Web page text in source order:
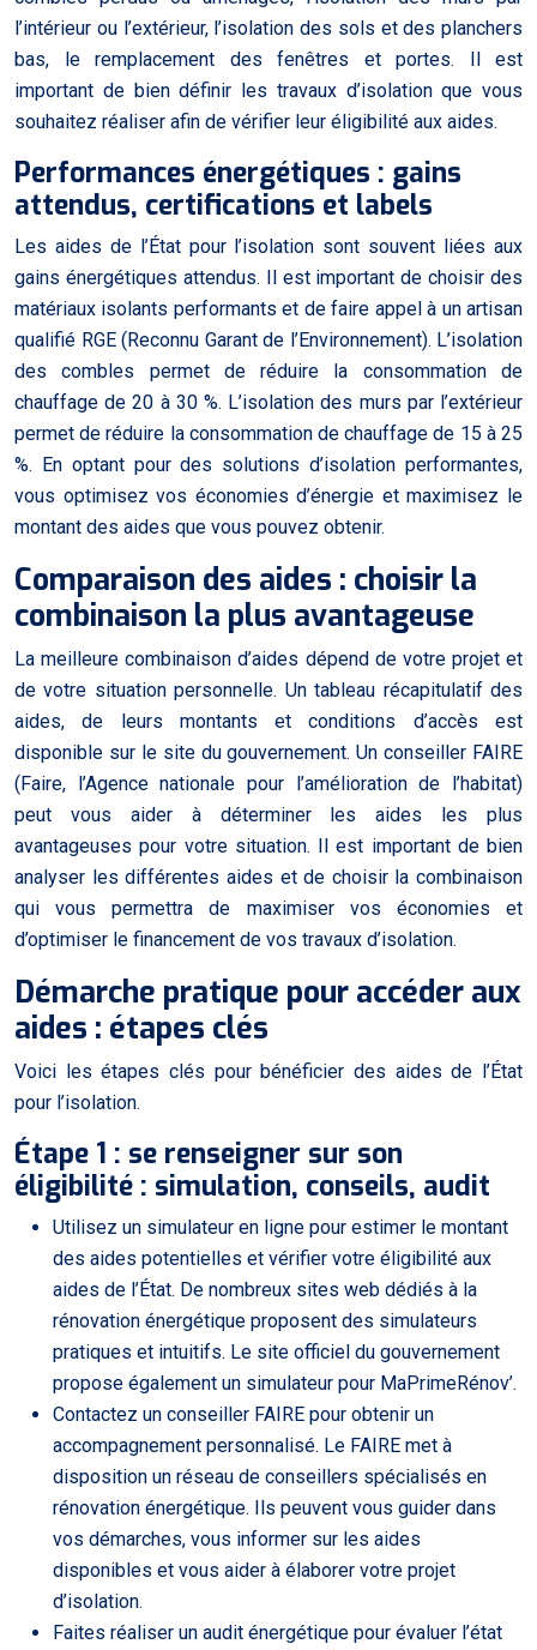
l’intérieur ou l’extérieur, l’isolation des sols et des planchers
bas, le remplacement des fenêtres et portes. Il est
important de bien définir les travaux d’isolation que vous
souhaitez réaliser afin de vérifier leur éligibilité aux aides.
Performances énergétiques : gains
attendus, certifications et labels
Les aides de l’État pour l’isolation sont souvent liées aux
gains énergétiques attendus. Il est important de choisir des
matériaux isolants performants et de faire appel à un artisan
qualifié RGE (Reconnu Garant de l’Environnement). L’isolation
des combles permet de réduire la consommation de
chauffage de 20 à 30 %. L’isolation des murs par l’extérieur
permet de réduire la consommation de chauffage de 15 à 25
%. En optant pour des solutions d’isolation performantes,
vous optimisez vos économies d’énergie et maximisez le
montant des aides que vous pouvez obtenir.
Comparaison des aides : choisir la
combinaison la plus avantageuse
La meilleure combinaison d’aides dépend de votre projet et
de votre situation personnelle. Un tableau récapitulatif des
aides, de leurs montants et conditions d’accès est
disponible sur le site du gouvernement. Un conseiller FAIRE
(Faire, l’Agence nationale pour l’amélioration de l’habitat)
peut vous aider à déterminer les aides les plus
avantageuses pour votre situation. Il est important de bien
analyser les différentes aides et de choisir la combinaison
qui vous permettra de maximiser vos économies et
d’optimiser le financement de vos travaux d’isolation.
Démarche pratique pour accéder aux
aides : étapes clés
Voici les étapes clés pour bénéficier des aides de l’État
pour l’isolation.
Étape 1 : se renseigner sur son
éligibilité : simulation, conseils, audit
Utilisez un simulateur en ligne pour estimer le montant
des aides potentielles et vérifier votre éligibilité aux
aides de l’État. De nombreux sites web dédiés à la
rénovation énergétique proposent des simulateurs
pratiques et intuitifs. Le site officiel du gouvernement
propose également un simulateur pour MaPrimeRénov’.
Contactez un conseiller FAIRE pour obtenir un
accompagnement personnalisé. Le FAIRE met à
disposition un réseau de conseillers spécialisés en
rénovation énergétique. Ils peuvent vous guider dans
vos démarches, vous informer sur les aides
disponibles et vous aider à élaborer votre projet
d’isolation.
Faites réaliser un audit énergétique pour évaluer l’état